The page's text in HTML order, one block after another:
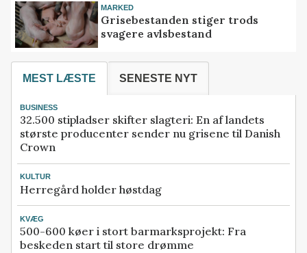
MARKED
Grisebestanden stiger trods
svagere avlsbestand
MEST LÆSTE SENESTE NYT
BUSINESS
32.500 stipladser skifter slagteri: En af landets
største producenter sender nu grisene til Danish
Crown
KULTUR
Herregård holder høstdag
KVÆG
500-600 køer i stort barmarksprojekt: Fra
beskeden start til store drømme